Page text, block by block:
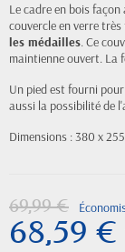
Le cadre en bois
couvercle en verre
les médailles. Ce
maintienne ouvert. La
Un pied est fourni
aussi la possibilité de
Dimensions : 380 x
69,99 €
68,59 €